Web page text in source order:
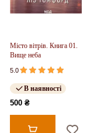
Місто вітрів. Книга 01.
Вище неба
5.0
В наявності
500 ₴